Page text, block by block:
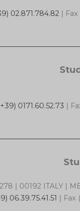
02.871.784.82 |
0171.60.52.73 |
| 00192 ITALY |
06.39.75.41.51 | Fax